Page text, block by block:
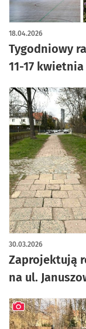
Tygodniowy
11-17 kwietnia
18.04.2026
Zaprojektują
na ul.
30.03.2026